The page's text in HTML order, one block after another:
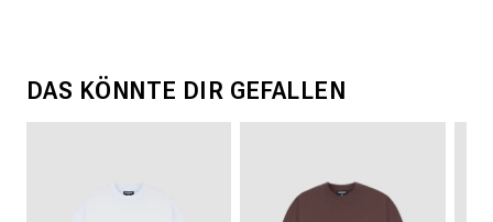
DAS KÖNNTE DIR GEFALLEN